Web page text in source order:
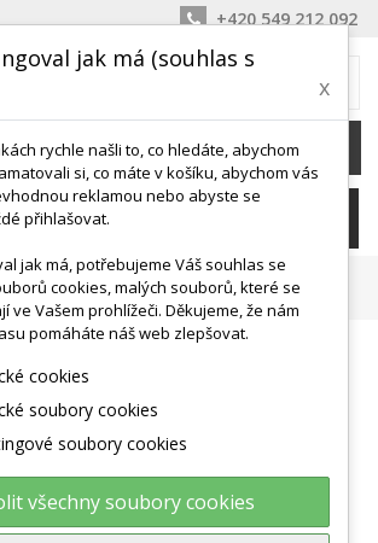
+420 549 212 092
0 Kč
Pomůcky
Ježci, Válečky S Výstupky
- Pár
jak má (souhlas s
x
rychle našli to, co hledáte, abychom
si, co máte v košíku, abychom vás
reklamou nebo abyste se
přihlašovat.
jak má, potřebujeme Váš souhlas se
cookies, malých souborů, které se
ve Vašem prohlížeči. Děkujeme, že nám
pomáháte náš web zlepšovat.
cookies
soubory cookies
soubory cookies
všechny soubory cookies